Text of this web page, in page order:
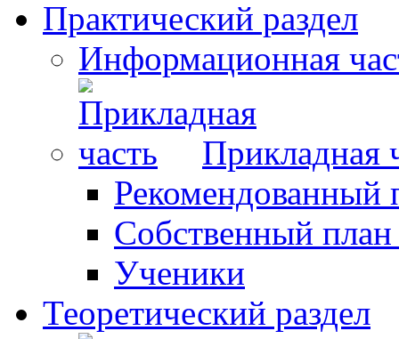
Практический раздел
Информационная
Прикладная
Рекомендованный
Собственный
Ученики
Теоретический раздел